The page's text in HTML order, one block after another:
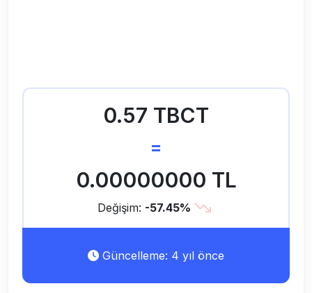
0.57 TBCT
=
0.00000000 TL
Değişim: -57.45%
Güncelleme: 4 yıl önce